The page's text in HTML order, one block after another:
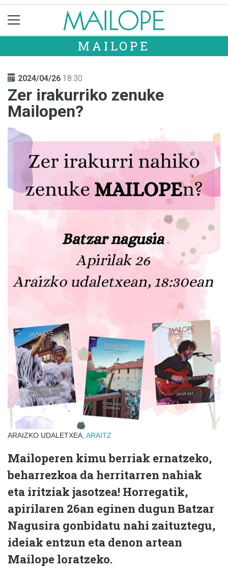
MAILOPE
2024/04/26 18:30
Zer irakurriko zenuke
Mailopen?
ARAIZKO UDALETXEA, ARAITZ
Mailoperen kimu berriak ernatzeko,
beharrezkoa da herritarren nahiak
eta iritziak jasotzea! Horregatik,
apirilaren 26an eginen dugun Batzar
Nagusira gonbidatu nahi zaituztegu,
ideiak entzun eta denon artean
Mailope loratzeko.